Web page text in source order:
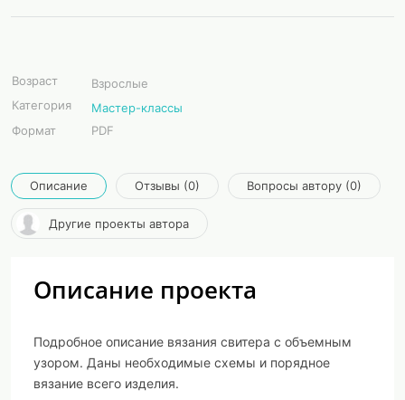
Возраст
Взрослые
Категория
Мастер-классы
Формат
PDF
Описание Отзывы (0) Вопросы автору (0)
Другие проекты автора
Описание проекта
Подробное описание вязания свитера с объемным
узором. Даны необходимые схемы и порядное
вязание всего изделия.